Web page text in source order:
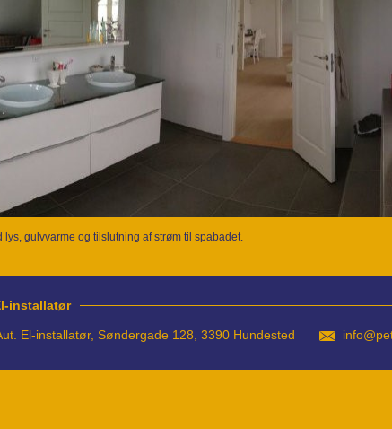
gulvvarme og tilslutning af strøm til spabadet.
installatør
El-installatør, Søndergade 128, 3390 Hundested